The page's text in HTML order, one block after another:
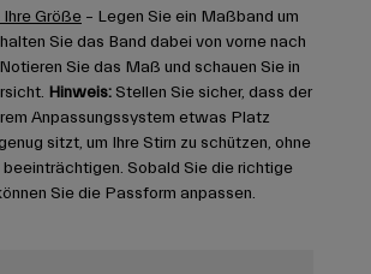
Ihre Größe – Legen Sie ein Maßband um
Sie das Band dabei von vorne nach
Sie das Maß und schauen Sie in
Hinweis: Stellen Sie sicher, dass der
Anpassungssystem etwas Platz
sitzt, um Ihre Stirn zu schützen, ohne
beeinträchtigen. Sobald Sie die richtige
Sie die Passform anpassen.